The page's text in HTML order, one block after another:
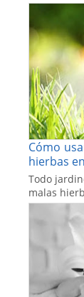
Cómo
hierbas
Todo
malas